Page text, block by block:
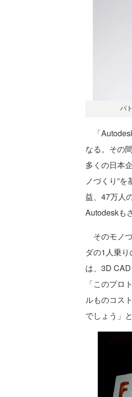
パ
「
なる。その
多くの日本
ノづくり”
益、47万人
Autodeskも
そのモノ
ダの1人乗
は、3D
「このプロ
ルものコス
でしょう」